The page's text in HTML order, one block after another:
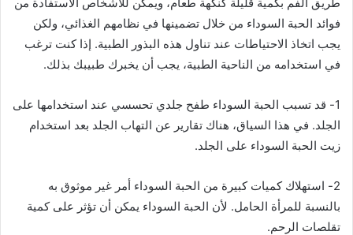
فوائد الحبة السوداء من خلال تضمينها في نظامهم الغذائي، ولكن
يجب اتخاذ الاحتياطات عند تناول هذه البذور الطبية. إذا كنت ترغب
في استخدامه من الناحية الطبية، يجب أن يخبرك طبيبك بذلك.
1- قد تسبب الحبة السوداء طفح جلدي تحسسي عند استخدامها على
الجلد. في هذا السياق، هناك تقارير عن التهاب الجلد بعد استخدام
زيت الحبة السوداء على الجلد.
2- استهلاك كميات كبيرة من الحبة السوداء أمر غير موثوق به
بالنسبة للمرأة الحامل. لأن الحبة السوداء يمكن أن تؤثر على كمية
تقلصات الرحم.